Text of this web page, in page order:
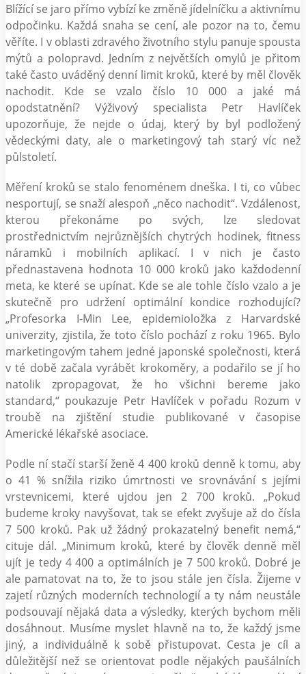
Blížící se jaro přímo vybízí ke změně jídelníčku a aktivnímu
odpočinku. Každá snaha se cení, ale pozor na to, čemu
věříte. I v oblasti zdravého životního stylu panuje spousta
mýtů a polopravd. Jedním z největších omylů je přitom
také často uváděný denní limit kroků, které by měl člověk
nachodit. Kde se vzalo číslo 10 000 a jaké má
opodstatnění? Výživový specialista Petr Havlíček
upozorňuje, že nejde o údaj, který by byl podložený
vědeckými daty, ale o marketingový tah starý víc než
půlstoletí.
Měření kroků se stalo fenoménem dneška. I ti, co vůbec
nesportují, se snaží alespoň „něco nachodit“. Vzdálenost,
kterou překonáme po svých, lze sledovat
prostřednictvím nejrůznějších chytrých hodinek, fitness
náramků i mobilních aplikací. I v nich je často
přednastavena hodnota 10 000 kroků jako každodenní
meta, ke které se upínat. Kde se ale tohle číslo vzalo a je
skutečně pro udržení optimální kondice rozhodující?
„Profesorka I-Min Lee, epidemioložka z Harvardské
univerzity, zjistila, že toto číslo pochází z roku 1965. Bylo
marketingovým tahem jedné japonské společnosti, která
v té době začala vyrábět krokoměry, a podařilo se jí ho
natolik zpropagovat, že ho všichni bereme jako
standard,“ poukazuje Petr Havlíček v pořadu Rozum v
troubě na zjištění studie publikované v časopise
Americké lékařské asociace.
Podle ní stačí starší ženě 4 400 kroků denně k tomu, aby
o 41 % snížila riziko úmrtnosti ve srovnávání s jejími
vrstevnicemi, které ujdou jen 2 700 kroků. „Pokud
budeme kroky navyšovat, tak se efekt zvyšuje až do čísla
7 500 kroků. Pak už žádný prokazatelný benefit nemá,“
cituje dál. „Minimum kroků, které by člověk denně měl
ujít je tedy 4 400 a optimálních je 7 500 kroků. Dobré je
ale pamatovat na to, že to jsou stále jen čísla. Žijeme v
zajetí různých moderních technologií a ty nám neustále
podsouvají nějaká data a výsledky, kterých bychom měli
dosáhnout. Musíme myslet hlavně na to, že každý jsme
jiný, a individuálně k sobě přistupovat. Cesta je cíl a
důležitější než se orientovat podle nějakých paušálních